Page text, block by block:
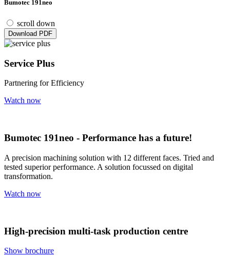
Bumotec 191neo
scroll down
Download PDF
Service Plus
Partnering for Efficiency
Watch now
Bumotec 191neo - Performance has a future!
A precision machining solution with 12 different faces. Tried and
tested superior performance. A solution focussed on digital
transformation.
Watch now
High-precision multi-task production centre
Show brochure